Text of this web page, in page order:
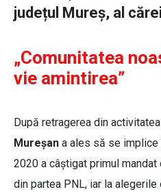
județul Mureș, al
„Comunitatea
vie amintirea”
După retragerea din
Mureșan a ales să se implice
2020 a câștigat primul
din partea PNL, iar la